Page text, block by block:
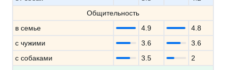
Общительность
в семье
4.9
4.8
с чужими
3.6
3.6
с собаками
3.5
2